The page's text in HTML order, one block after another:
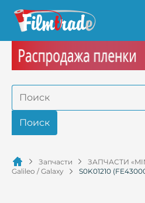
Запчасти
ЗАПЧАСТИ
Galileo / Galaxy
S0K01210